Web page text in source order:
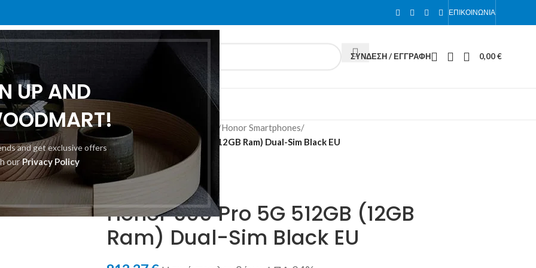
UP AND
and get exclusive offers
ourPrivacy Policy
ΕΠΙΚΟΙΝΩΝΊΑ
ΣΎΝΔΕΣΗ / ΕΓΓΡΑΦΉ 0,00€
ΕΜΆΣΕΠΙΚΟΙΝΩΝΊΑ
Αρχική σελίδα Smartphones /Honor Smartphones/
Honor 600 Pro 5G 512GB (12GB Ram) Dual-Sim Black EU
Επιστροφή στα προϊόντα
Honor
Honor 600 Pro 5G 512GB (12GB
Ram) Dual-Sim Black EU